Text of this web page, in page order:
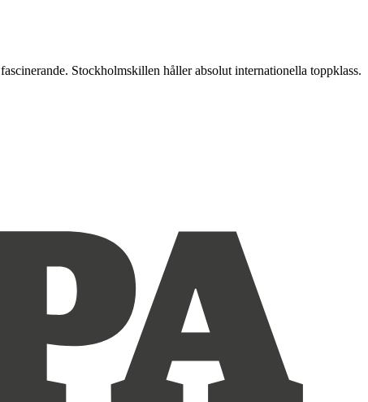
Stockholmskillen håller absolut internationella toppklass.